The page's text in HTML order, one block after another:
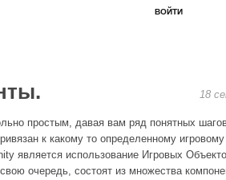
ВОЙТИ
18
простым, давая вам ряд понятных
к какому то определенному
является использование Игровых
очередь, состоят из множества